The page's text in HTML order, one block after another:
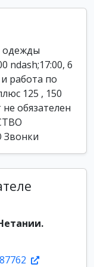
ndash;17:00, 6
работа по
125 , 150
обязателен